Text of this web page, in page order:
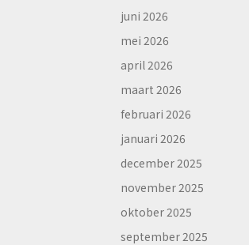
juni 2026
mei 2026
april 2026
maart 2026
februari 2026
januari 2026
december 2025
november 2025
oktober 2025
september 2025